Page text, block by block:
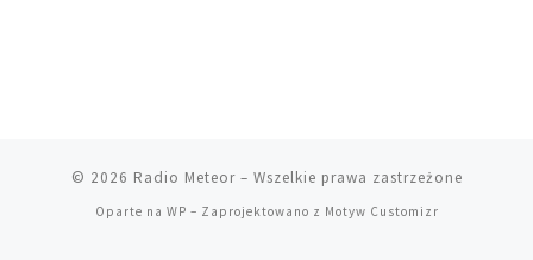
© 2026 Radio Meteor– Wszelkie prawa zastrzeżone
Oparte na WP – Zaprojektowano z Motyw Customizr